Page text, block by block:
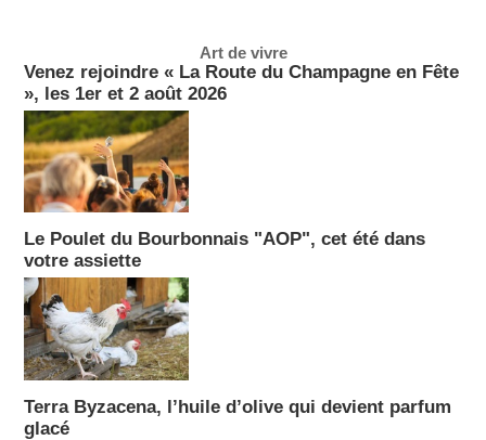
Art de vivre
Venez rejoindre « La Route du Champagne en Fête
», les 1er et 2 août 2026
Le Poulet du Bourbonnais "AOP", cet été dans
votre assiette
Terra Byzacena, l’huile d’olive qui devient parfum
glacé